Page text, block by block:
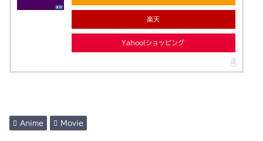
楽天
Yahoo!ショッピング
Anime Movie